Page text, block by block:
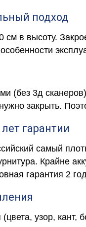
подход
см в высоту.
(без 3д
закрыть.
гарантии
самый
Крайне
гарантия 2
узор, кант,